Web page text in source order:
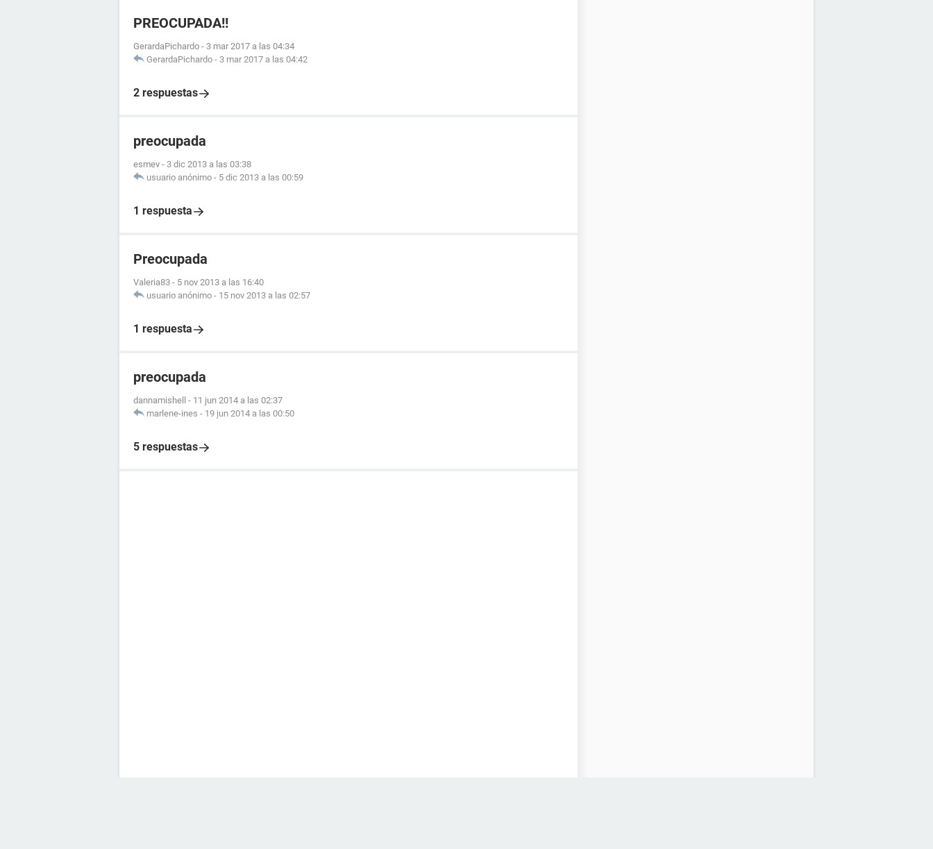
PREOCUPADA!!
GerardaPichardo - 3 mar 2017 a las 04:34
GerardaPichardo - 3 mar 2017 a las 04:42
2 respuestas
preocupada
esmev - 3 dic 2013 a las 03:38
usuario anónimo - 5 dic 2013 a las 00:59
1 respuesta
Preocupada
Valeria83 - 5 nov 2013 a las 16:40
usuario anónimo - 15 nov 2013 a las 02:57
1 respuesta
preocupada
dannamishell - 11 jun 2014 a las 02:37
marlene-ines - 19 jun 2014 a las 00:50
5 respuestas